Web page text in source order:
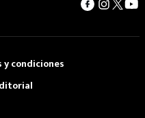
y condiciones